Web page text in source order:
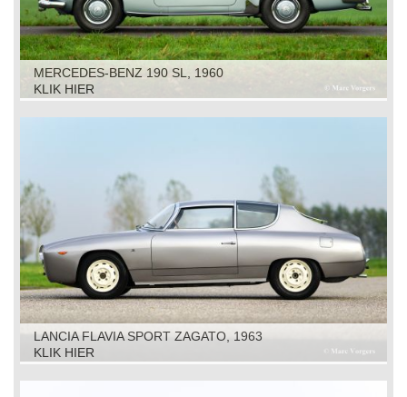
MERCEDES-BENZ 190 SL, 1960
KLIK HIER
LANCIA FLAVIA SPORT ZAGATO, 1963
KLIK HIER